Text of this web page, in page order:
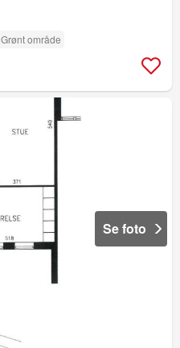
Grønt område
Se foto